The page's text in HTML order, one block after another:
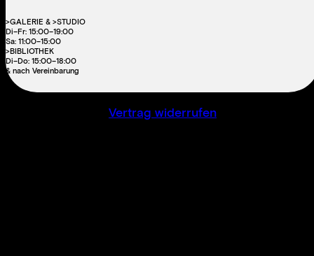
>GALERIE & >STUDIO
Di–Fr: 15:00–19:00
Sa: 11:00–15:00
>BIBLIOTHEK
Di–Do: 15:00–18:00
& nach Vereinbarung
Vertrag widerrufen